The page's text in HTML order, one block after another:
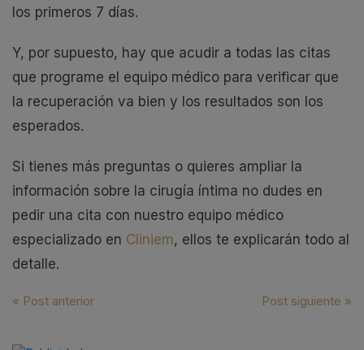
los primeros 7 días.
Y, por supuesto, hay que acudir a todas las citas
que programe el equipo médico para verificar que
la recuperación va bien y los resultados son los
esperados.
Si tienes más preguntas o quieres ampliar la
información sobre la cirugía íntima no dudes en
pedir una cita con nuestro equipo médico
especializado en Cliniem, ellos te explicarán todo al
detalle.
Navegación
de
« Post anterior Post siguiente »